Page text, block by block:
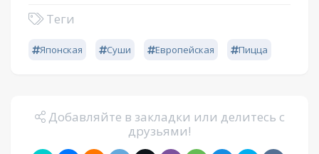
Теги
Японская Суши Европейская Пицца
Добавляйте в закладки или делитесь с
друзьями!